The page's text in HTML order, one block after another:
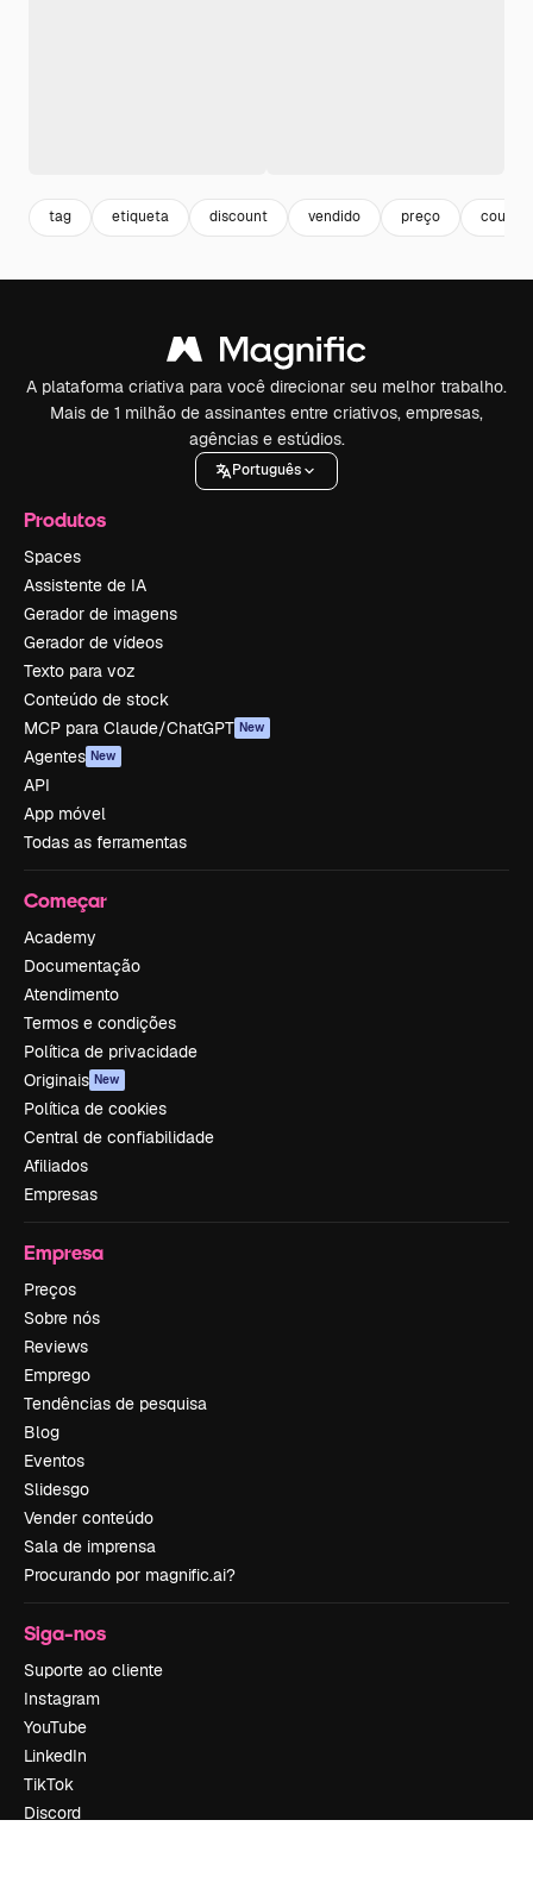
tag etiqueta discount vendido preço coupon
A plataforma criativa para você direcionar seu melhor trabalho.
Mais de 1 milhão de assinantes entre criativos, empresas,
agências e estúdios.
Português
Produtos
Spaces
Assistente de IA
Gerador de imagens
Gerador de vídeos
Texto para voz
Conteúdo de stock
MCP para Claude/ChatGPT New
Agentes New
API
App móvel
Todas as ferramentas
Começar
Academy
Documentação
Atendimento
Termos e condições
Política de privacidade
Originais New
Política de cookies
Central de confiabilidade
Afiliados
Empresas
Empresa
Preços
Sobre nós
Reviews
Emprego
Tendências de pesquisa
Blog
Eventos
Slidesgo
Vender conteúdo
Sala de imprensa
Procurando por magnific.ai?
Siga-nos
Suporte ao cliente
Instagram
YouTube
LinkedIn
TikTok
Discord